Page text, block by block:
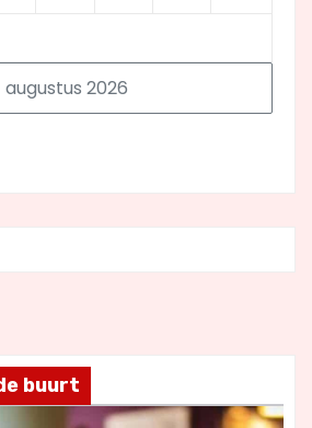
augustus 2026
buurt